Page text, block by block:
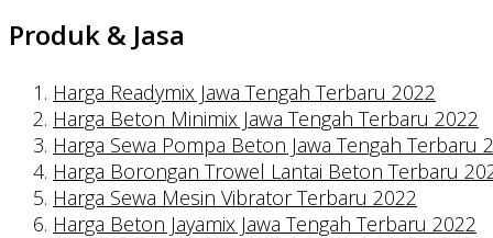
Produk & Jasa
Harga Readymix Jawa Tengah Terbaru 2022
Harga Beton Minimix Jawa Tengah Terbaru 2022
Harga Sewa Pompa Beton Jawa Tengah Terbaru
Harga Borongan Trowel Lantai Beton Terbaru
Harga Sewa Mesin Vibrator Terbaru 2022
Harga Beton Jayamix Jawa Tengah Terbaru 2022